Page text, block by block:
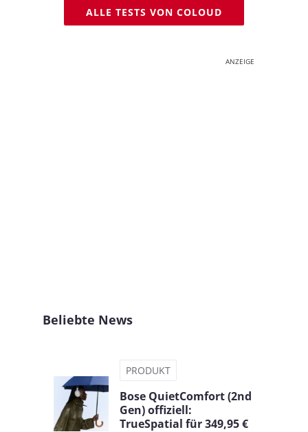
ALLE TESTS VON COLOUD
ANZEIGE
Beliebte News
PRODUKT
Bose QuietComfort (2nd
Gen) offiziell:
TrueSpatial für 349,95 €